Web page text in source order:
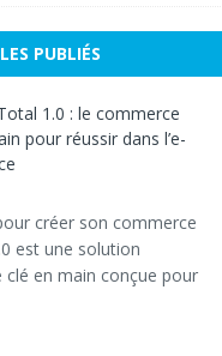
PUBLIÉS
1.0 : le commerce
pour réussir dans l’e-
créer son commerce
est une solution
en main conçue pour